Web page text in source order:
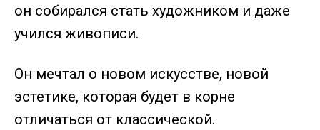
он собирался стать художником и даже
учился живописи.
Он мечтал о новом искусстве, новой
эстетике, которая будет в корне
отличаться от классической.